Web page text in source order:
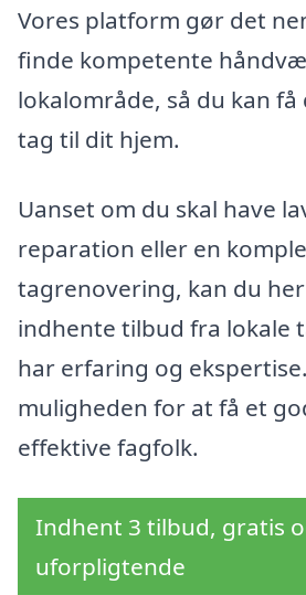
Vores platform gør det
finde kompetente
lokalområde, så du kan
tag til dit hjem.
Uanset om du skal have
reparation eller en
tagrenovering, kan du
indhente tilbud fra lokale
har erfaring og
muligheden for at få et
effektive fagfolk.
Indhent 3 tilbud, gratis
uforpligtende